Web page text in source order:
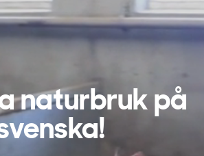
naturbruk på